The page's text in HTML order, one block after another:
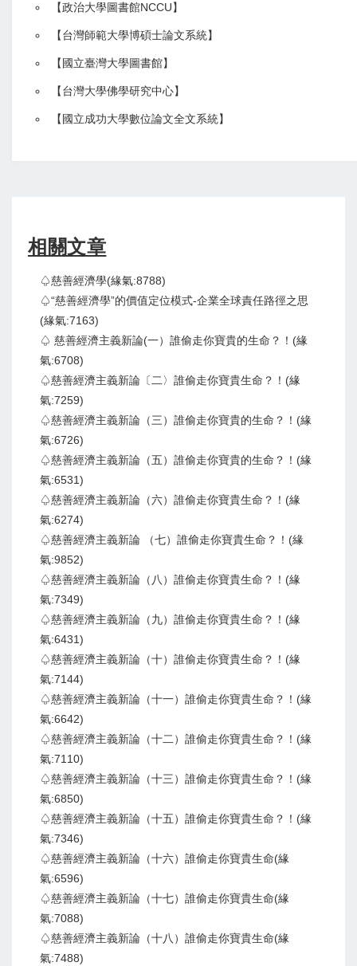
【政治大學圖書館NCCU】
【台灣師範大學博碩士論文系統】
【 國立臺灣大學圖書館】
【台灣大學佛學研究中心】
【 國立成功大學數位論文全文系統】
相關文章
♤慈善經濟學(緣氣:8788)
♤“慈善經濟學”的價值定位模式-企業全球責任路徑之思
(緣氣:7163)
♤ 慈善經濟主義新論(一）誰偷走你寶貴的生命？！(緣
氣:6708)
♤慈善經濟主義新論〔二〉誰偷走你寶貴生命？！(緣
氣:7259)
♤慈善經濟主義新論（三）誰偷走你寶貴的生命？！(緣
氣:6726)
♤慈善經濟主義新論（五）誰偷走你寶貴的生命？！(緣
氣:6531)
♤慈善經濟主義新論（六）誰偷走你寶貴生命？！(緣
氣:6274)
♤慈善經濟主義新論 （七）誰偷走你寶貴生命？！(緣
氣:9852)
♤慈善經濟主義新論（八）誰偷走你寶貴生命？！(緣
氣:7349)
♤慈善經濟主義新論（九）誰偷走你寶貴生命？！(緣
氣:6431)
♤慈善經濟主義新論（十）誰偷走你寶貴生命？！(緣
氣:7144)
♤慈善經濟主義新論（十一）誰偷走你寶貴生命？！(緣
氣:6642)
♤慈善經濟主義新論（十二）誰偷走你寶貴生命？！(緣
氣:7110)
♤慈善經濟主義新論（十三）誰偷走你寶貴生命？！(緣
氣:6850)
♤慈善經濟主義新論（十五）誰偷走你寶貴生命？！(緣
氣:7346)
♤慈善經濟主義新論（十六）誰偷走你寶貴生命(緣
氣:6596)
♤慈善經濟主義新論（十七）誰偷走你寶貴生命(緣
氣:7088)
♤慈善經濟主義新論（十八）誰偷走你寶貴生命(緣
氣:7488)